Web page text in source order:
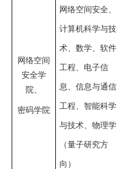
网络空间
安全学
院
密码学院
网络空间安全、
计算机科学与技
术、数学、软件
工程、电子信
息、信息与通信
工程、智能科学
与技术、物理学
（量子研究方
向）